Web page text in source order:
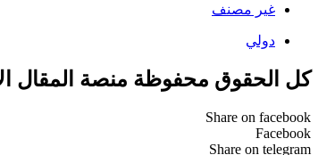
غير مصنف
دولي
كل الحقوق محفوظة منصة المقال
Share on facebook
Facebook
Share on telegram